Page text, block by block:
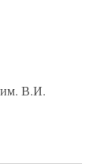
им. В.И.